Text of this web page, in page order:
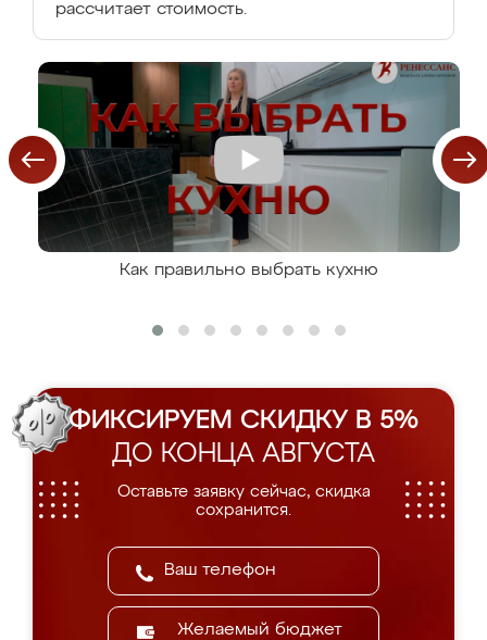
рассчитает стоимость.
Как правильно выбрать кухню
ФИКСИРУЕМ СКИДКУ В 5%
ДО КОНЦА АВГУСТА
Оставьте заявку сейчас, скидка
сохранится.
Желаемый бюджет